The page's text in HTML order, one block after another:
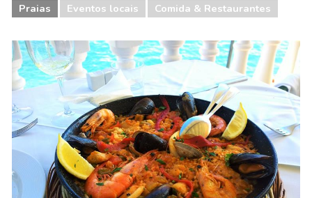
Praias Eventos locais Comida & Restaurantes